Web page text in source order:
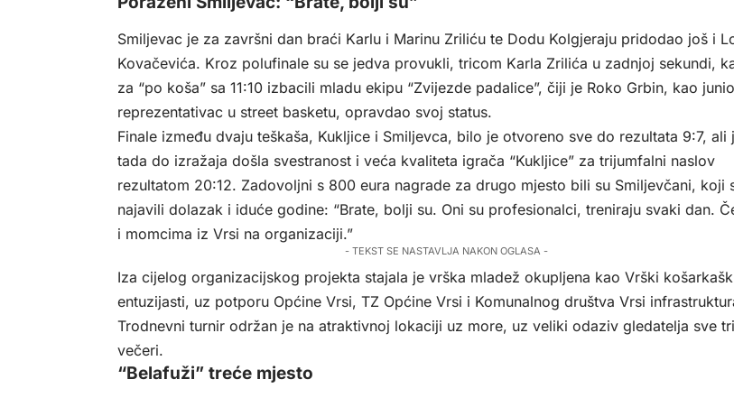
Smiljevac je za završni dan braći Karlu i Marinu Zriliću te Dodu Kolgjeraju pridodao još i
Kovačevića. Kroz polufinale su se jedva provukli, tricom Karla Zrilića u zadnjoj sekundi,
za “po koša” sa 11:10 izbacili mladu ekipu “Zvijezde padalice”, čiji je Roko Grbin, kao
reprezentativac u street basketu, opravdao svoj status.
Finale između dvaju teškaša, Kukljice i Smiljevca, bilo je otvoreno sve do rezultata 9:7, ali
tada do izražaja došla svestranost i veća kvaliteta igrača “Kukljice” za trijumfalni naslov
rezultatom 20:12. Zadovoljni s 800 eura nagrade za drugo mjesto bili su Smiljevčani, koji
najavili dolazak i iduće godine: “Brate, bolji su. Oni su profesionalci, treniraju svaki dan.
i momcima iz Vrsi na organizaciji.”
- TEKST SE NASTAVLJA NAKON OGLASA -
Iza cijelog organizacijskog projekta stajala je vrška mladež okupljena kao Vrški
entuzijasti, uz potporu Općine Vrsi, TZ Općine Vrsi i Komunalnog društva Vrsi
Trodnevni turnir održan je na atraktivnoj lokaciji uz more, uz veliki odaziv gledatelja sve tri
večeri.
“Belafuži” treće mjesto